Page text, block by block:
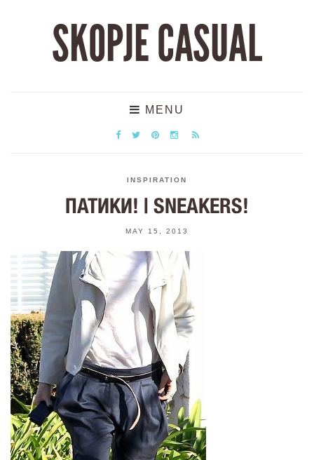
SKOPJE CASUAL
MENU
INSPIRATION
ПАТИКИ! | SNEAKERS!
MAY 15, 2013